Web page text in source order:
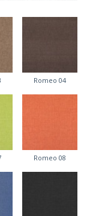
Romeo 04
Romeo 08